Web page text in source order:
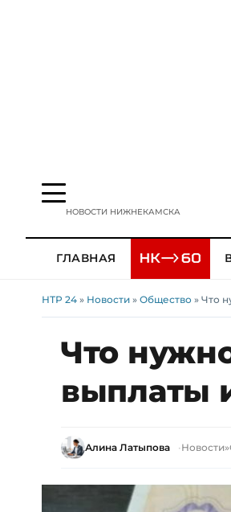
НОВОСТИ НИЖНЕКАМСКА
ГЛАВНАЯ
НТР 24 » Новости » Общество » Что
Что
выплаты
Алина Латыпова Новости»